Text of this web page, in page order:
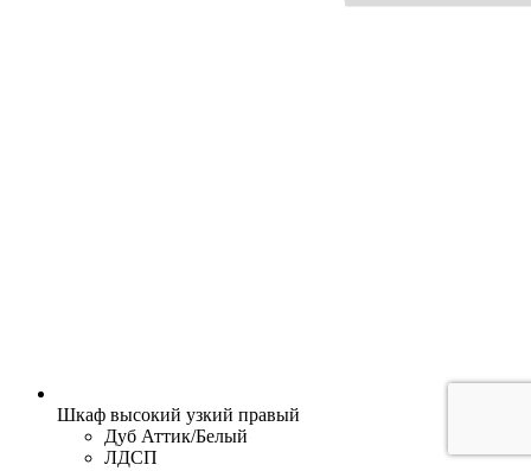
Шкаф высокий узкий правый
Дуб Аттик/Белый
ЛДСП